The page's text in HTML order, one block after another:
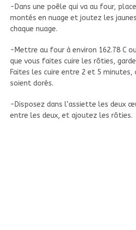
-Dans une poêle qui va au four,
montés en nuage et joutez les
chaque nuage.
-Mettre au four à environ 162.78 C
que vous faites cuire les rôties,
Faites les cuire entre 2 et 5 minutes,
soient dorés.
-Disposez dans l’assiette les deux
entre les deux, et ajoutez les rôties.